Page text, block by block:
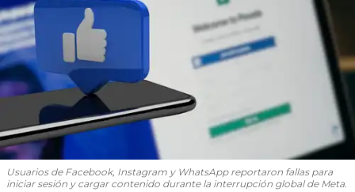
Usuarios de Facebook, Instagram y WhatsApp reportaron fallas para
iniciar sesión y cargar contenido durante la interrupción global de Meta.